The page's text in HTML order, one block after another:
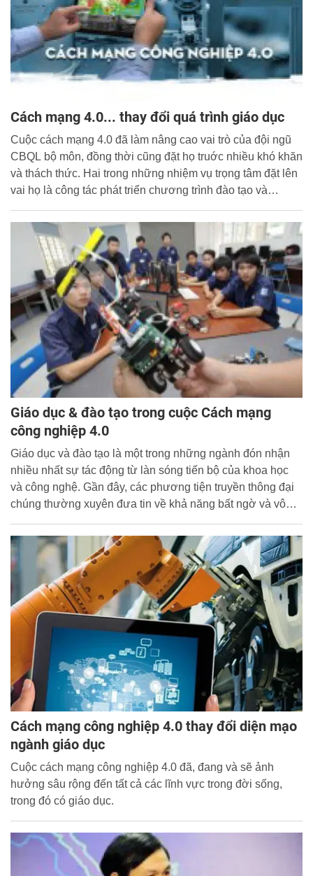
Cách mạng 4.0... thay đổi quá trình giáo dục
Cuộc cách mạng 4.0 đã làm nâng cao vai trò của đội ngũ
CBQL bộ môn, đồng thời cũng đặt họ truớc nhiều khó khăn
và thách thức. Hai trong những nhiệm vụ trọng tâm đặt lên
vai họ là công tác phát triển chương trình đào tạo và
Giáo dục & đào tạo trong cuộc Cách mạng
công nghiệp 4.0
Giáo dục và đào tạo là một trong những ngành đón nhận
nhiều nhất sự tác động từ làn sóng tiến bộ của khoa học
và công nghệ. Gần đây, các phương tiện truyền thông đại
chúng thường xuyên đưa tin về khả năng bất ngờ và vô
tự học”, những “người thầy Internet”. Thông tin này nêu lên
vấn đề đáng suy nghĩ: “Trường học có thể cung cấp cho
học viên những gì trong thời đại 4.0?”.
Cách mạng công nghiệp 4.0 thay đổi diện mạo
ngành giáo dục
Cuộc cách mạng công nghiệp 4.0 đã, đang và sẽ ảnh
hưởng sâu rộng đến tất cả các lĩnh vực trong đời sống,
trong đó có giáo dục.